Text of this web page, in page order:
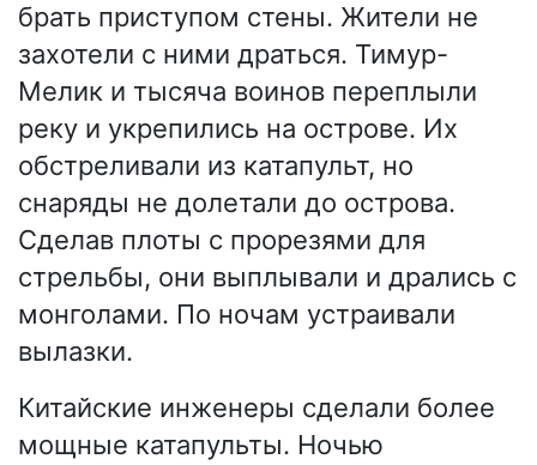
брать приступом стены. Жители не
захотели с ними драться. Тимур-
Мелик и тысяча воинов переплыли
реку и укрепились на острове. Их
обстреливали из катапульт, но
снаряды не долетали до острова.
Сделав плоты с прорезями для
стрельбы, они выплывали и дрались с
монголами. По ночам устраивали
вылазки.
Китайские инженеры сделали более
мощные катапульты. Ночью